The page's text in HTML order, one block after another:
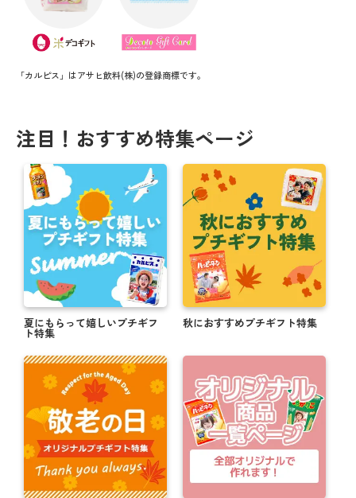
「カルピス」はアサヒ飲料(株)の登録商標です。
注目！おすすめ特集ページ
夏にもらって嬉しいプチギフ
ト特集
秋におすすめプチギフト特集